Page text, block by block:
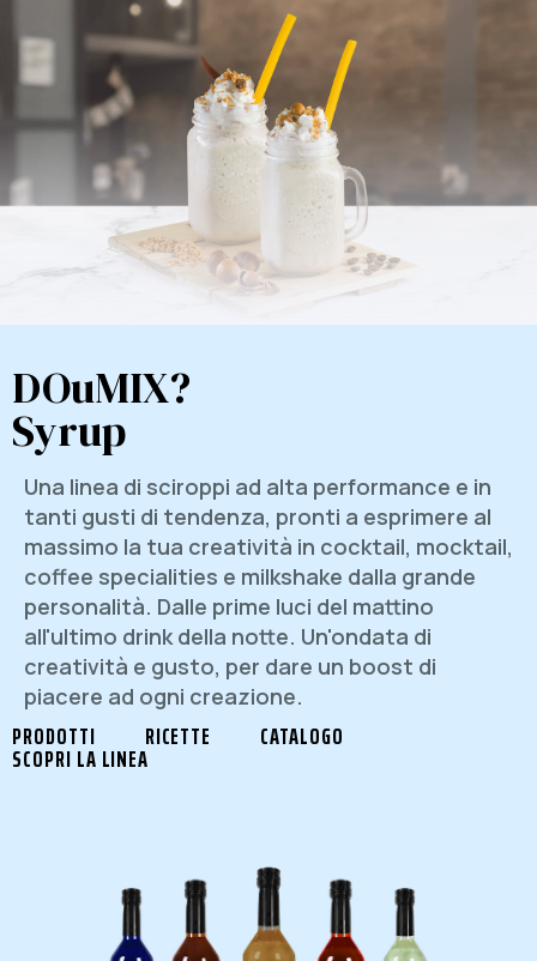
DOuMIX?
Syrup
Una linea di sciroppi ad alta performance e in
tanti gusti di tendenza, pronti a esprimere al
massimo la tua creatività in cocktail, mocktail,
coffee specialities e milkshake dalla grande
personalità. Dalle prime luci del mattino
all'ultimo drink della notte. Un'ondata di
creatività e gusto, per dare un boost di
piacere ad ogni creazione.
PRODOTTI RICETTE CATALOGO
SCOPRI LA LINEA